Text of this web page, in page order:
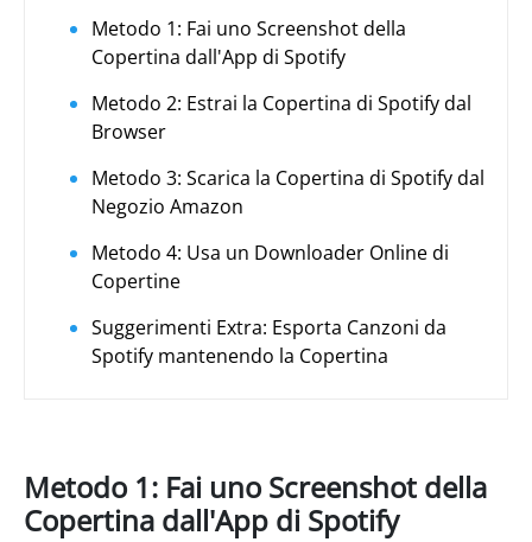
Metodo 1: Fai uno Screenshot della
Copertina dall'App di Spotify
Metodo 2: Estrai la Copertina di Spotify dal
Browser
Metodo 3: Scarica la Copertina di Spotify dal
Negozio Amazon
Metodo 4: Usa un Downloader Online di
Copertine
Suggerimenti Extra: Esporta Canzoni da
Spotify mantenendo la Copertina
Metodo 1: Fai uno Screenshot della
Copertina dall'App di Spotify